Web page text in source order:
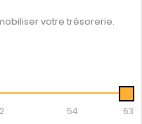
votre trésorerie.
54
63